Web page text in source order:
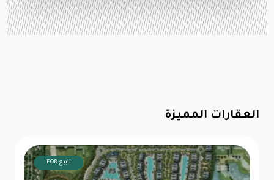
العقارات المميزة
FOR للبيع